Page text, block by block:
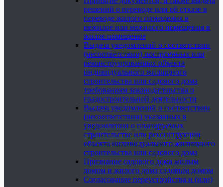
решений о переводе или об отказе в
переводе жилого помещения в
нежилое или нежилого помещения в
жилое помещение
Выдача уведомлений о соответствии
(несоответствии) построенных или
реконструированных объекта
индивидуального жилищного
строительства или садового дома
требованиям законодательства о
градостроительной деятельности
Выдача уведомлений о соответствии
(несоответствии) указанных в
уведомлении о планируемых
строительстве или реконструкции
объекта индивидуального жилищного
строительства или садового дома
Признание садового дома жилым
домом и жилого дома садовым домом
Согласование переустройства и (или)